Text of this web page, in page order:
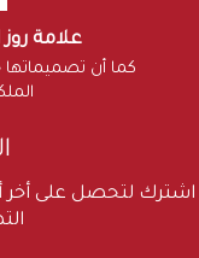
علامة
كما أن
اشترك لتحصل على أخر